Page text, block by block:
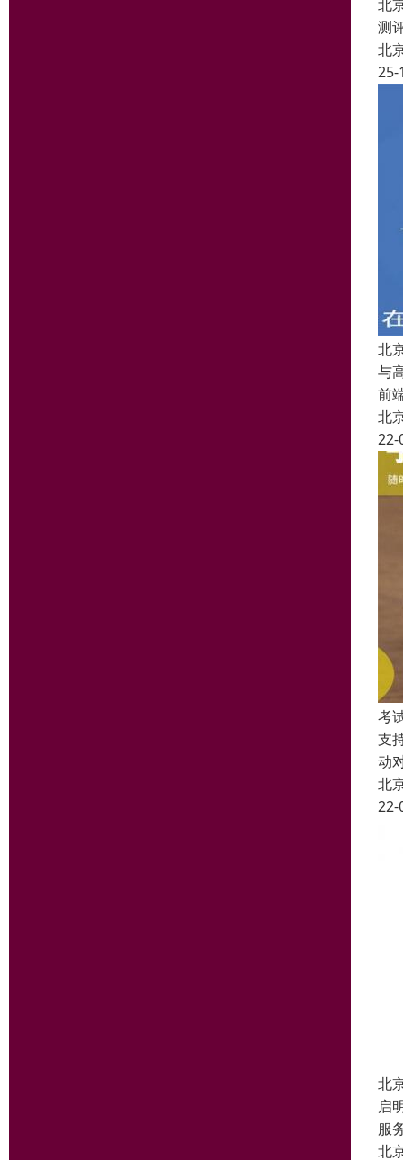
北
测
北
25-
北
与
前
北
22-
考
支
动
北
22-
北
启
服
北